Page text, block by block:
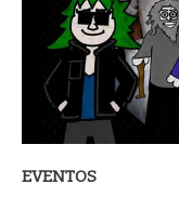
EVENTOS